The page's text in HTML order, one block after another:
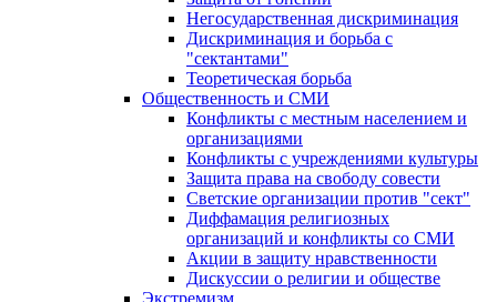
Негосударственная дискриминация
Дискриминация и борьба с
"сектантами"
Теоретическая борьба
Общественность и СМИ
Конфликты с местным населением и
организациями
Конфликты с учреждениями культуры
Защита права на свободу совести
Светские организации против "сект"
Диффамация религиозных
организаций и конфликты со СМИ
Акции в защиту нравственности
Дискуссии о религии и обществе
Экстремизм